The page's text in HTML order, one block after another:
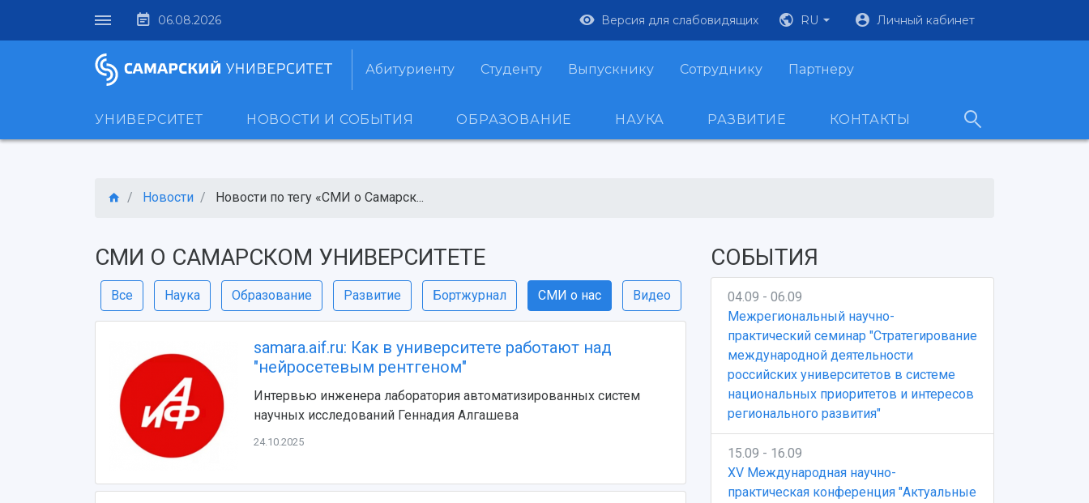
06.08.2026 Версия для слабовидящих RU Личный кабинет
Абитуриенту Студенту Выпускнику Сотруднику Партнеру
УНИВЕРСИТЕТ НОВОСТИ И СОБЫТИЯ ОБРАЗОВАНИЕ НАУКА РАЗВИТИЕ КОНТАКТЫ
Новости Новости по тегу «СМИ о Самарск...
СМИ О САМАРСКОМ УНИВЕРСИТЕТЕ
Все Наука Образование Развитие Бортжурнал СМИ о нас Видео
samara.aif.ru: Как в университете работают над
"нейросетевым рентгеном"
Интервью инженера лаборатория автоматизированных систем
научных исследований Геннадия Алгашева
24.10.2025
СОБЫТИЯ
04.09 - 06.09
Межрегиональный научно-
практический семинар "Стратегирование
международной деятельности
российских университетов в системе
национальных приоритетов и интересов
регионального развития"
15.09 - 16.09
XV Международная научно-
практическая конференция "Актуальные